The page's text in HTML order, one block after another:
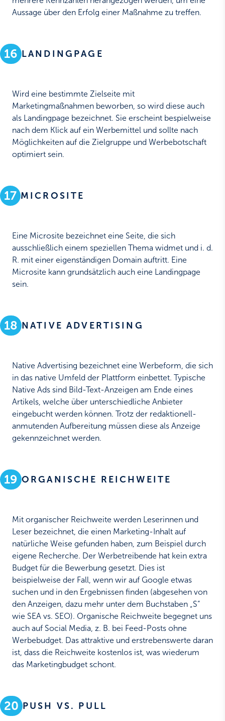
Aussage über den Erfolg einer Maßnahme zu treffen.
16 LANDINGPAGE
Wird eine bestimmte Zielseite mit
Marketingmaßnahmen beworben, so wird diese auch
als Landingpage bezeichnet. Sie erscheint bespielweise
nach dem Klick auf ein Werbemittel und sollte nach
Möglichkeiten auf die Zielgruppe und Werbebotschaft
optimiert sein.
17 MICROSITE
Eine Microsite bezeichnet eine Seite, die sich
ausschließlich einem speziellen Thema widmet und i. d.
R. mit einer eigenständigen Domain auftritt. Eine
Microsite kann grundsätzlich auch eine Landingpage
sein.
18 NATIVE ADVERTISING
Native Advertising bezeichnet eine Werbeform, die sich
in das native Umfeld der Plattform einbettet. Typische
Native Ads sind Bild-Text-Anzeigen am Ende eines
Artikels, welche über unterschiedliche Anbieter
eingebucht werden können. Trotz der redaktionell-
anmutenden Aufbereitung müssen diese als Anzeige
gekennzeichnet werden.
19 ORGANISCHE REICHWEITE
Mit organischer Reichweite werden Leserinnen und
Leser bezeichnet, die einen Marketing-Inhalt auf
natürliche Weise gefunden haben, zum Beispiel durch
eigene Recherche. Der Werbetreibende hat kein extra
Budget für die Bewerbung gesetzt. Dies ist
beispielweise der Fall, wenn wir auf Google etwas
suchen und in den Ergebnissen finden (abgesehen von
den Anzeigen, dazu mehr unter dem Buchstaben „S“
wie SEA vs. SEO). Organische Reichweite begegnet uns
auch auf Social Media, z. B. bei Feed-Posts ohne
Werbebudget. Das attraktive und erstrebenswerte daran
ist, dass die Reichweite kostenlos ist, was wiederum
das Marketingbudget schont.
20 PUSH VS. PULL